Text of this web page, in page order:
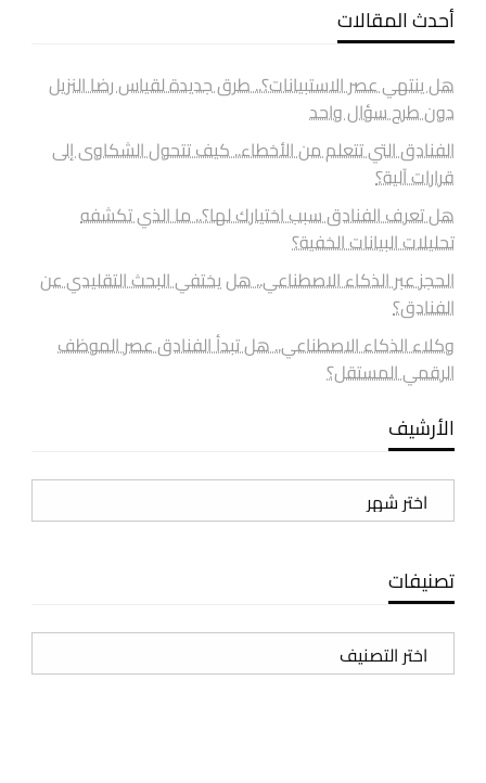
أحدث المقالات
هل ينتهي عصر الاستبيانات؟.. طرق جديدة لقياس رضا النزيل
دون طرح سؤال واحد
الفنادق التي تتعلم من الأخطاء.. كيف تتحول الشكاوى إلى
قرارات آلية؟
هل تعرف الفنادق سبب اختيارك لها؟.. ما الذي تكشفه
تحليلات البيانات الخفية؟
الحجز عبر الذكاء الاصطناعي.. هل يختفي البحث التقليدي عن
الفنادق؟
وكلاء الذكاء الاصطناعي.. هل تبدأ الفنادق عصر الموظف
الرقمي المستقل؟
الأرشيف
الأرشيف
تصنيفات
تصنيفات